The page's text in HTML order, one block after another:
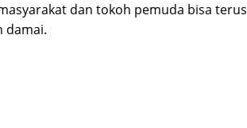
dan tokoh pemuda bisa terus
damai.